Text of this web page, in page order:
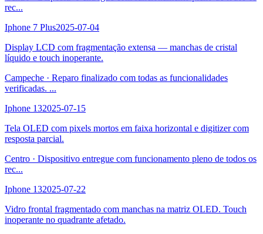
rec...
Iphone 7 Plus2025-07-04
Display LCD com fragmentação extensa — manchas de cristal
líquido e touch inoperante.
Campeche · Reparo finalizado com todas as funcionalidades
verificadas. ...
Iphone 132025-07-15
Tela OLED com pixels mortos em faixa horizontal e digitizer com
resposta parcial.
Centro · Dispositivo entregue com funcionamento pleno de todos os
rec...
Iphone 132025-07-22
Vidro frontal fragmentado com manchas na matriz OLED. Touch
inoperante no quadrante afetado.